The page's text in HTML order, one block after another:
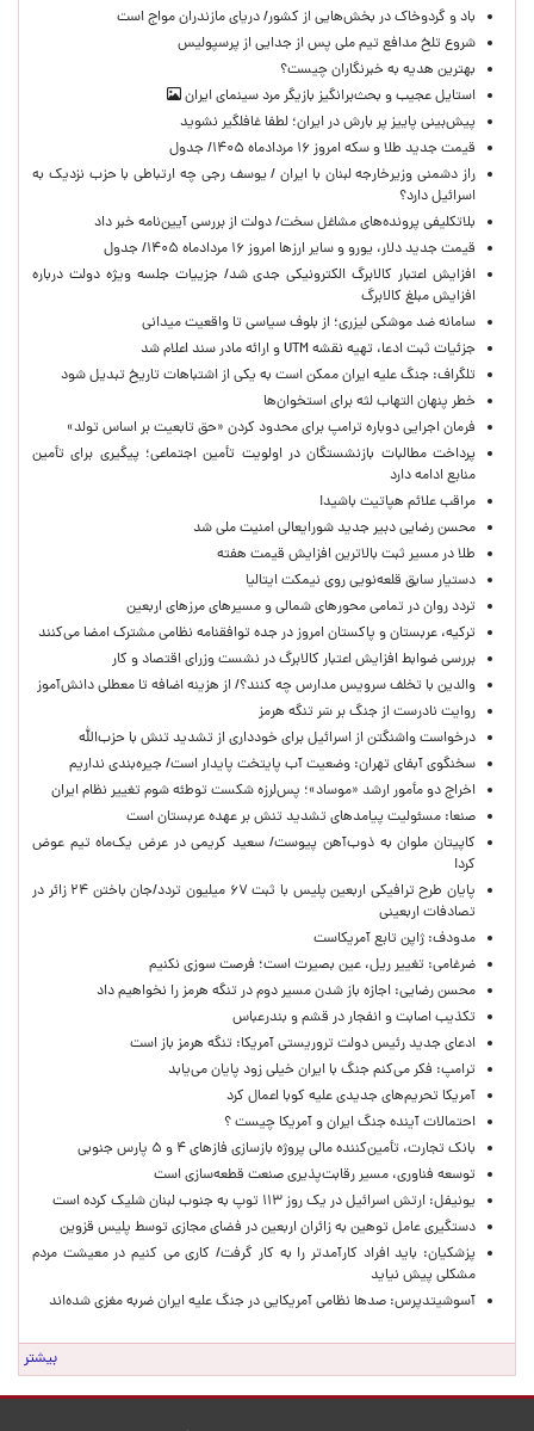
باد و گردوخاک در بخش‌هایی از کشور/ دریای مازندران مواج است
شروع تلخ مدافع تیم ملی پس از جدایی از پرسپولیس
بهترین هدیه به خبرنگاران چیست؟
استایل عجیب و بحث‌برانگیز بازیگر مرد سینمای ایران
پیش‌بینی پاییز پر بارش در ایران؛ لطفا غافلگیر نشوید
قیمت جدید طلا و سکه امروز ۱۶ مردادماه ۱۴۰۵/ جدول
راز دشمنی وزیرخارجه لبنان با ایران / یوسف رجی چه ارتباطی با حزب نزدیک به
اسرائیل دارد؟
بلاتکلیفی پرونده‌های مشاغل سخت/ دولت از بررسی آیین‌نامه خبر داد
قیمت جدید دلار، یورو و سایر ارزها امروز ۱۶ مردادماه ۱۴۰۵/ جدول
افزایش اعتبار کالابرگ الکترونیکی جدی شد/ جزییات جلسه ویژه دولت درباره
افزایش مبلغ کالابرگ
سامانه ضد موشکی لیزری؛ از بلوف سیاسی تا واقعیت میدانی
جزئیات ثبت ادعا، تهیه نقشه UTM و ارائه مادر سند اعلام شد
تلگراف: جنگ علیه ایران ممکن است به یکی از اشتباهات تاریخ تبدیل شود
خطر پنهان التهاب لثه برای استخوان‌ها
فرمان اجرایی دوباره ترامپ برای محدود کردن «حق تابعیت بر اساس تولد»
پرداخت مطالبات بازنشستگان در اولویت تأمین اجتماعی؛ پیگیری برای تأمین
منابع ادامه دارد
مراقب علائم هپاتیت باشید!
محسن رضایی دبیر جدید شورایعالی امنیت ملی شد
طلا در مسیر ثبت بالاترین افزایش قیمت هفته
دستیار سابق قلعه‌نویی روی نیمکت ایتالیا
تردد روان در تمامی محورهای شمالی و مسیرهای مرزهای اربعین
ترکیه، عربستان و پاکستان امروز در جده توافقنامه نظامی مشترک امضا می‌کنند
بررسی ضوابط افزایش اعتبار کالابرگ در نشست وزرای اقتصاد و کار
والدین با تخلف سرویس مدارس چه کنند؟/ از هزینه اضافه تا معطلی دانش‌آموز
روایت نادرست از جنگ بر سَر تنگه هرمز
درخواست واشنگتن از اسرائیل برای خودداری از تشدید تنش با حزب‌الله
سخنگوی آبفای تهران: وضعیت آب پایتخت پایدار است/ جیره‌بندی نداریم
اخراج دو مأمور ارشد «موساد»؛ پس‌لرزه شکست توطئه شوم تغییر نظام ایران
صنعا: مسئولیت پیامدهای تشدید تنش بر عهده عربستان است
کاپیتان ملوان به ذوب‌آهن پیوست/ سعید کریمی در عرض یک‌ماه تیم عوض
کرد!
پایان طرح ترافیکی اربعین پلیس با ثبت ۶۷ میلیون تردد/جان باختن ۲۴ زائر در
تصادفات اربعینی
مدودف: ژاپن تابع آمریکاست
ضرغامی: تغییر ریل، عین بصیرت است؛ فرصت سوزی نکنیم
محسن رضایی: اجازه باز شدن مسیر دوم در تنگه هرمز را نخواهیم داد
تکذیب اصابت و انفجار در قشم و بندرعباس
ادعای جدید رئیس دولت تروریستی آمریکا: تنگه هرمز باز است
ترامپ: فکر می‌کنم جنگ با ایران خیلی زود پایان می‌یابد
آمریکا تحریم‌های جدیدی علیه کوبا اعمال کرد
احتمالات آینده جنگ ایران و آمریکا چیست ؟
بانک تجارت، تأمین‌کننده مالی پروژه بازسازی فازهای ۴ و ۵ پارس جنوبی
توسعه فناوری، مسیر رقابت‌پذیری صنعت قطعه‌سازی است
یونیفل: ارتش اسرائیل در یک روز ۱۱۳ توپ به جنوب لبنان شلیک کرده است
دستگیری عامل توهین به زائران اربعین در فضای مجازی توسط پلیس قزوین
پزشکیان: باید افراد کارآمدتر را به کار گرفت/ کاری می کنیم در معیشت مردم
مشکلی پیش نیاید
آسوشیتدپرس: صدها نظامی آمریکایی در جنگ علیه ایران ضربه مغزی شده‌اند
بیشتر